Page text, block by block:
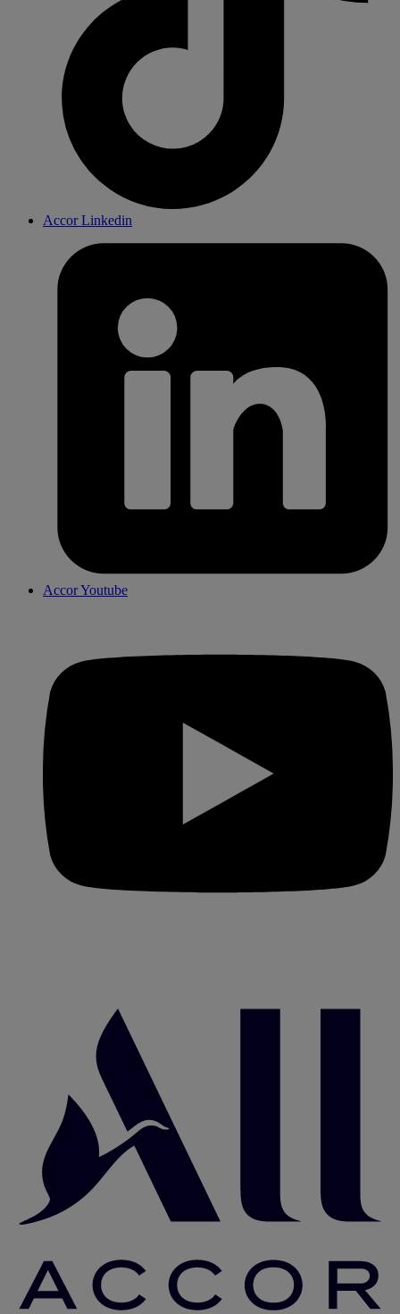
Accor Linkedin
Accor Youtube